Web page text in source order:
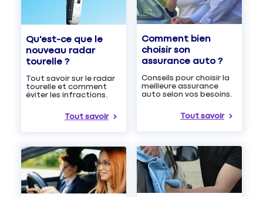
Qu'est-ce que le
nouveau radar
tourelle ?
Tout savoir sur le radar
tourelle et comment
éviter les infractions.
Tout savoir
Comment bien
choisir son
assurance auto ?
Conseils pour choisir la
meilleure assurance
auto selon vos besoins.
Tout savoir